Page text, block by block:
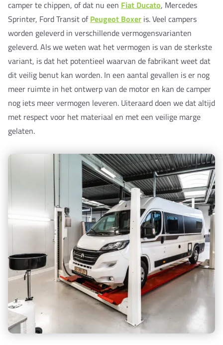
camper te chippen, of dat nu een Fiat Ducato, Mercedes
Sprinter, Ford Transit ofPeugeot Boxer is. Veel campers
worden geleverd in verschillende vermogensvarianten
geleverd. Als we weten wat het vermogen is van de sterkste
variant, is dat het potentieel waarvan de fabrikant weet dat
dit veilig benut kan worden. In een aantal gevallen is er nog
meer ruimte in het ontwerp van de motor en kan de camper
nog iets meer vermogen leveren. Uiteraard doen we dat altijd
met respect voor het materiaal en met een veilige marge
gelaten.